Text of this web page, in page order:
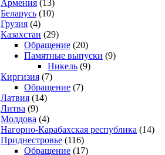
Армения (13)
Беларусь (10)
Грузия (4)
Казахстан (29)
Обращение (20)
Памятные выпуски (9)
Никель (9)
Киргизия (7)
Обращение (7)
Латвия (14)
Литва (9)
Молдова (4)
Нагорно-Карабахская республика (14)
Приднестровье (116)
Обращение (17)